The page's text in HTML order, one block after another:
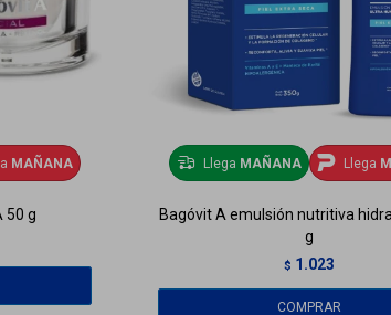
MAÑANA
50 g
Llega MAÑANA Llega
Bagóvit A emulsión nutritiva
g
$ 1.023